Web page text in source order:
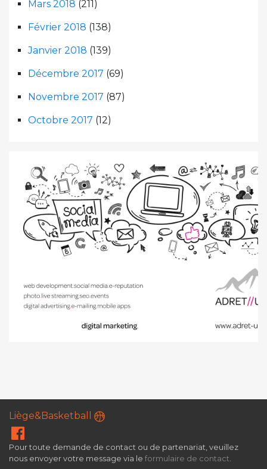
Mars 2018 (211)
Février 2018 (138)
Janvier 2018 (139)
Décembre 2017 (69)
Novembre 2017 (87)
Octobre 2017 (12)
Liège&Basketball
Pour toute demande de contact ou de partenariat, veuillez
nous envoyer votre message via le formulaire de contact.